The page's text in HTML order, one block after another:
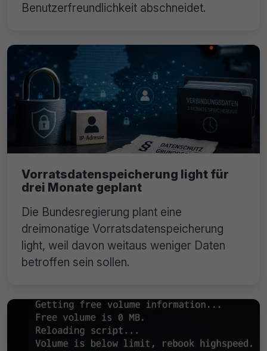
Benutzerfreundlichkeit abschneidet.
Vorratsdatenspeicherung light für
drei Monate geplant
Die Bundesregierung plant eine
dreimonatige Vorratsdatenspeicherung
light, weil davon weitaus weniger Daten
betroffen sein sollen.